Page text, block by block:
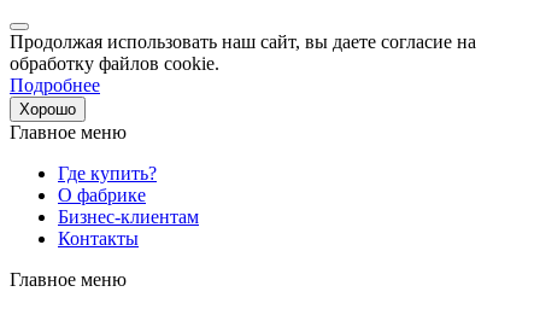
Продолжая использовать наш сайт, вы даете согласие на
обработку файлов cookie.
Подробнее
Хорошо
Главное меню
Где купить?
О фабрике
Бизнес-клиентам
Контакты
Главное меню